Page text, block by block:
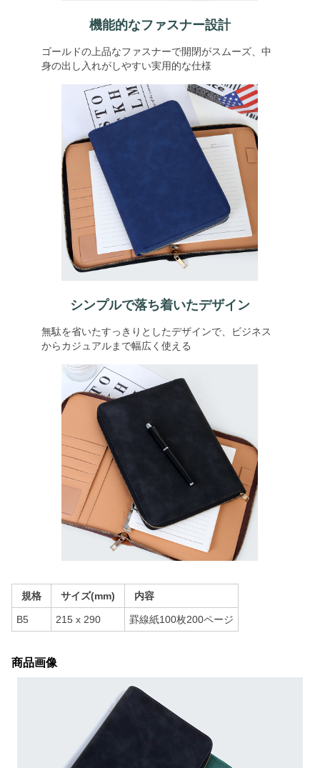
機能的なファスナー設計
ゴールドの上品なファスナーで開閉がスムーズ、中
身の出し入れがしやすい実用的な仕様
シンプルで落ち着いたデザイン
無駄を省いたすっきりとしたデザインで、ビジネス
からカジュアルまで幅広く使える
規格 サイズ(mm) 内容
B5 215 x 290 罫線紙100枚200ページ
商品画像